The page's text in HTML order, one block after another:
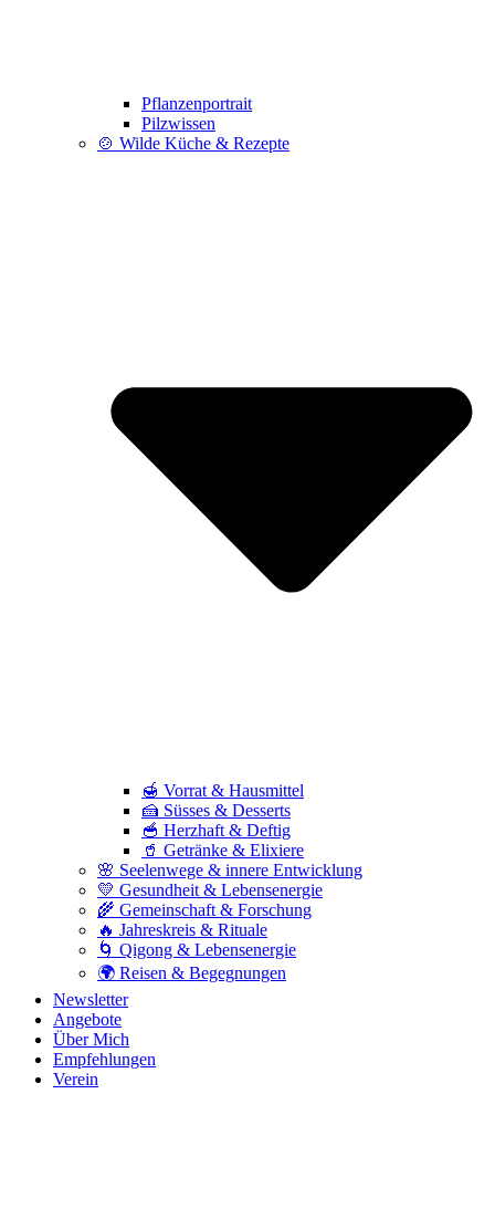
Pflanzenportrait
Pilzwissen
🍲 Wilde Küche & Rezepte
🍯 Vorrat & Hausmittel
🍰 Süsses & Desserts
🥣 Herzhaft & Deftig
🥤 Getränke & Elixiere
🌸 Seelenwege & innere Entwicklung
💛 Gesundheit & Lebensenergie
🌾 Gemeinschaft & Forschung
🔥 Jahreskreis & Rituale
🌀 Qigong & Lebensenergie
🌍 Reisen & Begegnungen
Newsletter
Angebote
Über Mich
Empfehlungen
Verein